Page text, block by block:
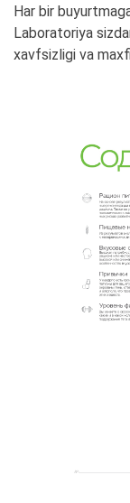
Har bir
Laboratoriya
xavfsizligi va